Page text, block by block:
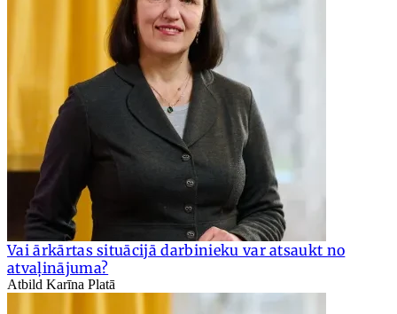
Vai ārkārtas situācijā darbinieku var atsaukt no
atvaļinājuma?
Atbild Karīna Platā